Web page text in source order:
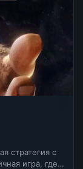
стратегия с
игра, где…